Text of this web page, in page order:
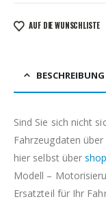
AUF DIE WUNSCHLISTE
BESCHREIBUNG
Sind Sie sich nicht
Fahrzeugdaten
hier selbst über
Modell –
Ersatzteil für Ihr